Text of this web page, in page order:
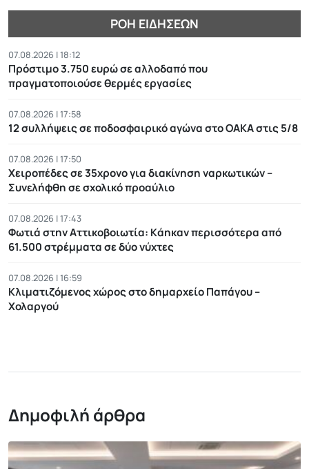
ΡΟΉ ΕΙΔΉΣΕΩΝ
07.08.2026 | 18:12
Πρόστιμο 3.750 ευρώ σε αλλοδαπό που
πραγματοποιούσε θερμές εργασίες
07.08.2026 | 17:58
12 συλλήψεις σε ποδοσφαιρικό αγώνα στο ΟΑΚΑ στις 5/8
07.08.2026 | 17:50
Χειροπέδες σε 35χρονο για διακίνηση ναρκωτικών –
Συνελήφθη σε σχολικό προαύλιο
07.08.2026 | 17:43
Φωτιά στην Αττικοβοιωτία: Kάηκαν περισσότερα από
61.500 στρέμματα σε δύο νύχτες
07.08.2026 | 16:59
Κλιματιζόμενος χώρος στο δημαρχείο Παπάγου –
Χολαργού
Δημοφιλή άρθρα